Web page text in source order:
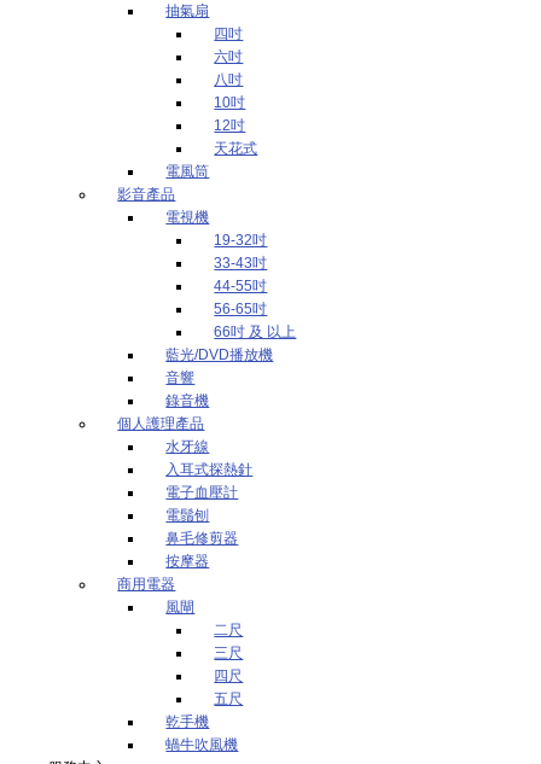
抽氣扇
四吋
六吋
八吋
10吋
12吋
天花式
電風筒
影音產品
電視機
19-32吋
33-43吋
44-55吋
56-65吋
66吋 及 以上
藍光/DVD播放機
音響
錄音機
個人護理產品
水牙線
入耳式探熱針
電子血壓計
電鬚刨
鼻毛修剪器
按摩器
商用電器
風閘
二尺
三尺
四尺
五尺
乾手機
蝸牛吹風機